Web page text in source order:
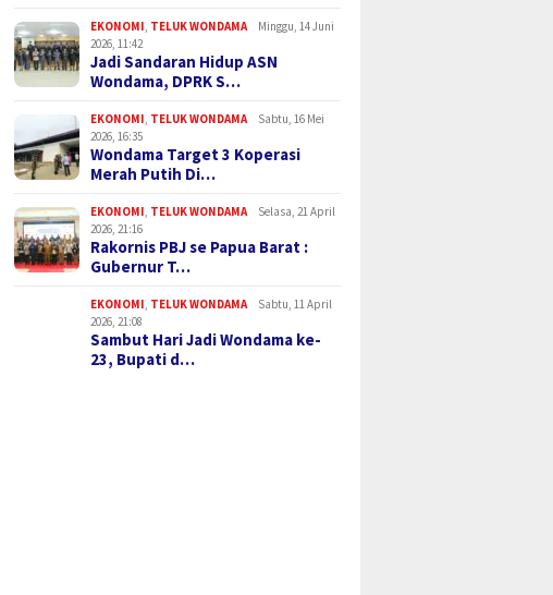
EKONOMI TELUK WONDAMA
Minggu, 14 Juni
2026, 11:42
Jadi Sandaran Hidup ASN
Wondama, DPRK S…
EKONOMI TELUK WONDAMA
Sabtu, 16 Mei
2026, 16:35
Wondama Target 3 Koperasi
Merah Putih Di…
EKONOMI TELUK WONDAMA
Selasa, 21 April
2026, 21:16
Rakornis PBJ se Papua Barat :
Gubernur T…
EKONOMI TELUK WONDAMA
Sabtu, 11 April
2026, 21:08
Sambut Hari Jadi Wondama ke-
23, Bupati d…